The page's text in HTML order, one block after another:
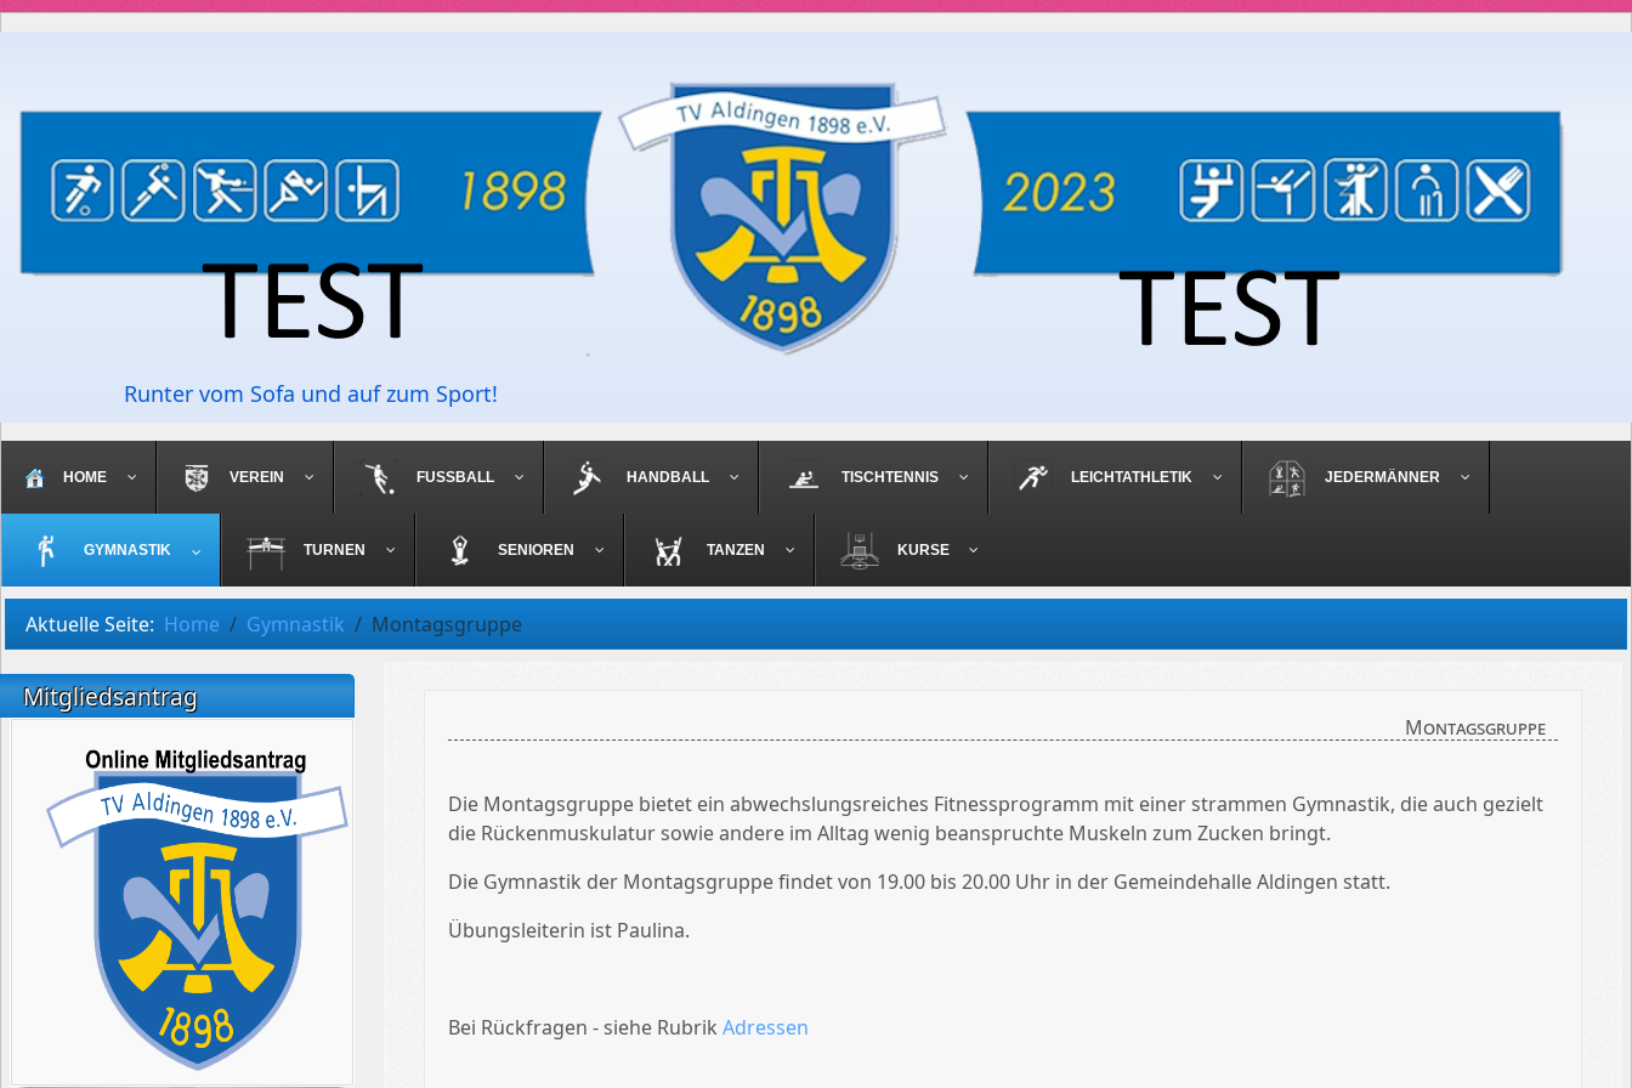
Runter vom Sofa und auf zum Sport!
HOME VEREIN FUSSBALL HANDBALL TISCHTENNIS LEICHTATHLETIK JEDERMÄNNER
GYMNASTIK TURNEN SENIOREN TANZEN KURSE
Aktuelle Seite: Home Gymnastik Montagsgruppe
Mitgliedsantrag
Montagsgruppe
Die Montagsgruppe bietet ein abwechslungsreiches Fitnessprogramm mit einer strammen Gymnastik, die auch gezielt
die Rückenmuskulatur sowie andere im Alltag wenig beanspruchte Muskeln zum Zucken bringt.
Die Gymnastik der Montagsgruppe findet von 19.00 bis 20.00 Uhr in der Gemeindehalle Aldingen statt.
Übungsleiterin ist Paulina.
Bei Rückfragen - siehe Rubrik Adressen